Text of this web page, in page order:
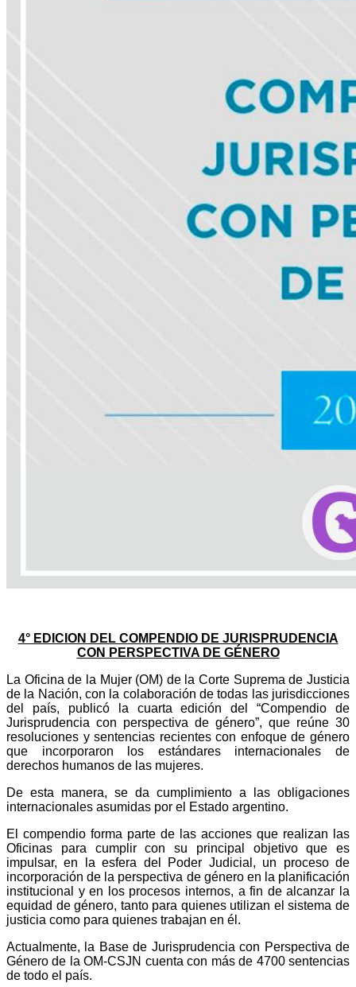
4° EDICION DEL COMPENDIO DE JURISPRUDENCIA
CON PERSPECTIVA DE GÉNERO
La Oficina de la Mujer (OM) de la Corte Suprema de Justicia
de la Nación, con la colaboración de todas las jurisdicciones
del país, publicó la cuarta edición del “Compendio de
Jurisprudencia con perspectiva de género”, que reúne 30
resoluciones y sentencias recientes con enfoque de género
que incorporaron los estándares internacionales de
derechos humanos de las mujeres.
De esta manera, se da cumplimiento a las obligaciones
internacionales asumidas por el Estado argentino.
El compendio forma parte de las acciones que realizan las
Oficinas para cumplir con su principal objetivo que es
impulsar, en la esfera del Poder Judicial, un proceso de
incorporación de la perspectiva de género en la planificación
institucional y en los procesos internos, a fin de alcanzar la
equidad de género, tanto para quienes utilizan el sistema de
justicia como para quienes trabajan en él.
Actualmente, la Base de Jurisprudencia con Perspectiva de
Género de la OM-CSJN cuenta con más de 4700 sentencias
de todo el país.